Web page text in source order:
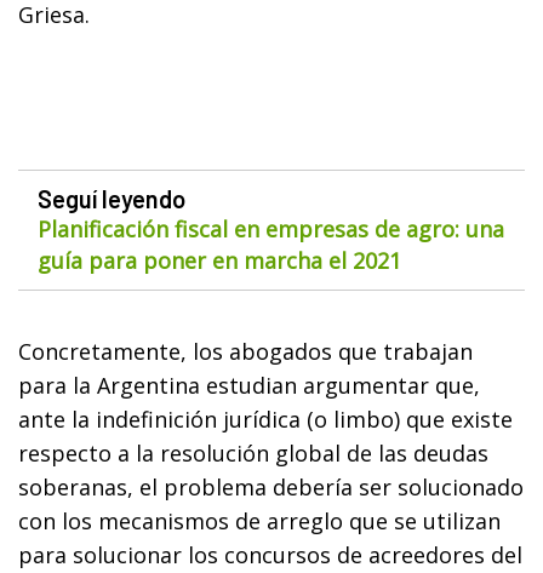
Griesa.
Seguí leyendo
Planificación fiscal en empresas de agro: una
guía para poner en marcha el 2021
Concretamente, los abogados que trabajan
para la Argentina estudian argumentar que,
ante la indefinición jurídica (o limbo) que existe
respecto a la resolución global de las deudas
soberanas, el problema debería ser solucionado
con los mecanismos de arreglo que se utilizan
para solucionar los concursos de acreedores del